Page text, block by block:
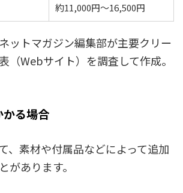
約11,000円〜16,500円
ットマガジン編集部が主要クリー
（Webサイト）を調査して作成。
る場合
、素材や付属品などによって追加
があります。